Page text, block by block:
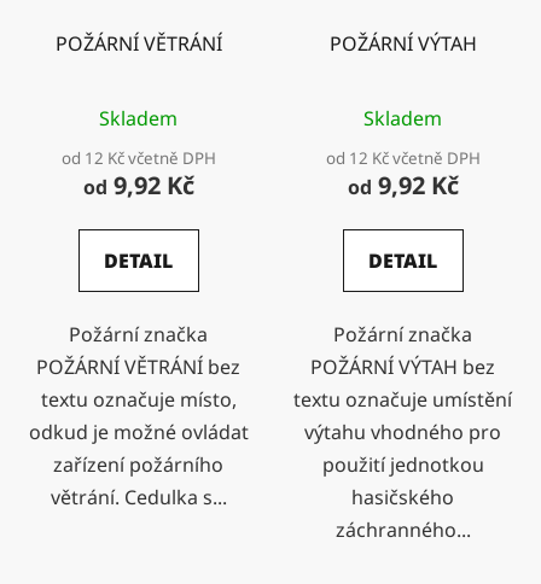
POŽÁRNÍ VĚTRÁNÍ
Skladem
od 12 Kč včetně DPH
od 9,92 Kč
DETAIL
Požární značka
POŽÁRNÍ VĚTRÁNÍ bez
textu označuje místo,
odkud je možné ovládat
zařízení požárního
větrání. Cedulka s...
POŽÁRNÍ VÝTAH
Skladem
od 12 Kč včetně DPH
od 9,92 Kč
DETAIL
Požární značka
POŽÁRNÍ VÝTAH bez
textu označuje umístění
výtahu vhodného pro
použití jednotkou
hasičského
záchranného...